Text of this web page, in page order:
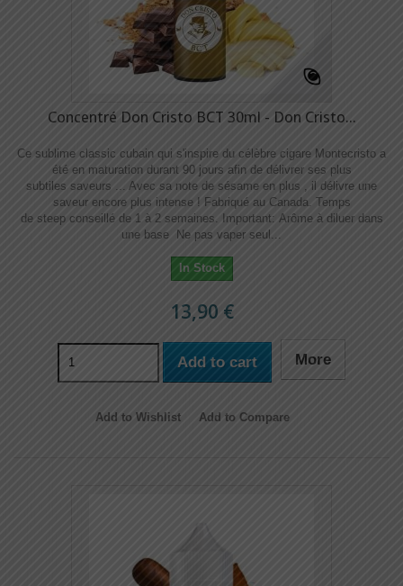
Concentré Don Cristo BCT 30ml - Don Cristo...
Ce sublime classic cubain qui s'inspire du célèbre cigare Montecristo a
été en maturation durant 90 jours afin de délivrer ses plus
subtiles saveurs ... Avec sa note de sésame en plus , il délivre une
saveur encore plus intense ! Fabriqué au Canada. Temps
de steep conseillé de 1 à 2 semaines. Important: Arôme à diluer dans
une base Ne pas vaper seul...
In Stock
13,90 €
Add to cart More
Add to Wishlist Add to Compare